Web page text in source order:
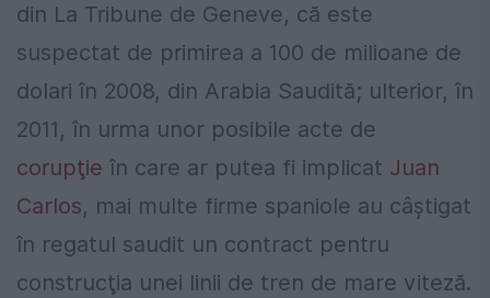
din La Tribune de Geneve, că este
suspectat de primirea a 100 de milioane de
dolari în 2008, din Arabia Saudită; ulterior, în
2011, în urma unor posibile acte de
corupţie în care ar putea fi implicat Juan
Carlos, mai multe firme spaniole au câştigat
în regatul saudit un contract pentru
construcţia unei linii de tren de mare viteză.